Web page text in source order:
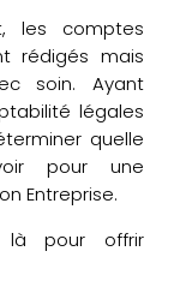
les comptes
rédigés mais
soin. Ayant
légales
quelle
pour une
Entreprise.
pour offrir